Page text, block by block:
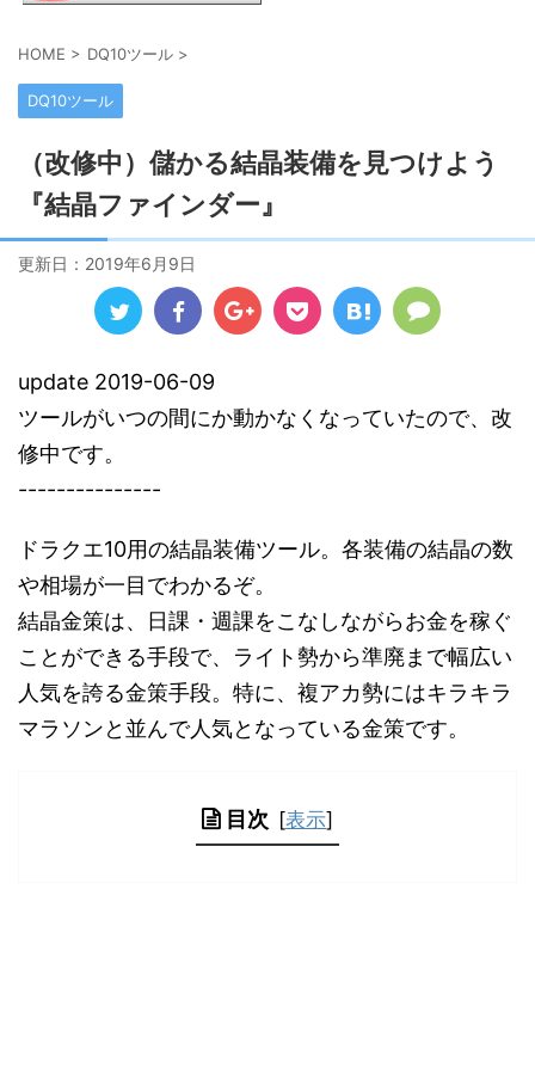
HOME > DQ10ツール >
DQ10ツール
（改修中）儲かる結晶装備を見つけよう
『結晶ファインダー』
更新日： 2019年6月9日
update 2019-06-09
ツールがいつの間にか動かなくなっていたので、改
修中です。
---------------
ドラクエ10用の結晶装備ツール。各装備の結晶の数
や相場が一目でわかるぞ。
結晶金策は、日課・週課をこなしながらお金を稼ぐ
ことができる手段で、ライト勢から準廃まで幅広い
人気を誇る金策手段。特に、複アカ勢にはキラキラ
マラソンと並んで人気となっている金策です。
目次 [表示]